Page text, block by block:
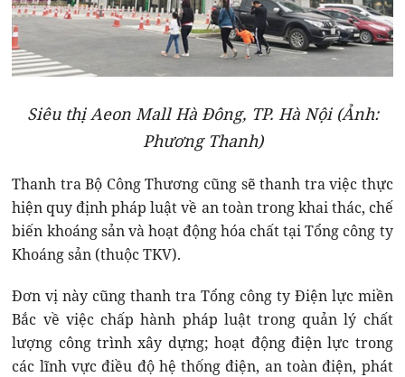
Siêu thị Aeon Mall Hà Đông, TP. Hà Nội (Ảnh:
Phương Thanh)
Thanh tra Bộ Công Thương cũng sẽ thanh tra việc thực
hiện quy định pháp luật về an toàn trong khai thác, chế
biến khoáng sản và hoạt động hóa chất tại Tổng công ty
Khoáng sản (thuộc TKV).
Đơn vị này cũng thanh tra Tổng công ty Điện lực miền
Bắc về việc chấp hành pháp luật trong quản lý chất
lượng công trình xây dựng; hoạt động điện lực trong
các lĩnh vực điều độ hệ thống điện, an toàn điện, phát